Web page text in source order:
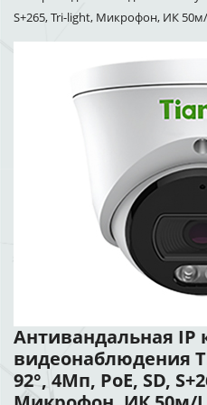
S+265, Tri-light, Микрофон, ИК
Антивандальная IP
видеонаблюдения
92°, 4Мп, PoE, SD,